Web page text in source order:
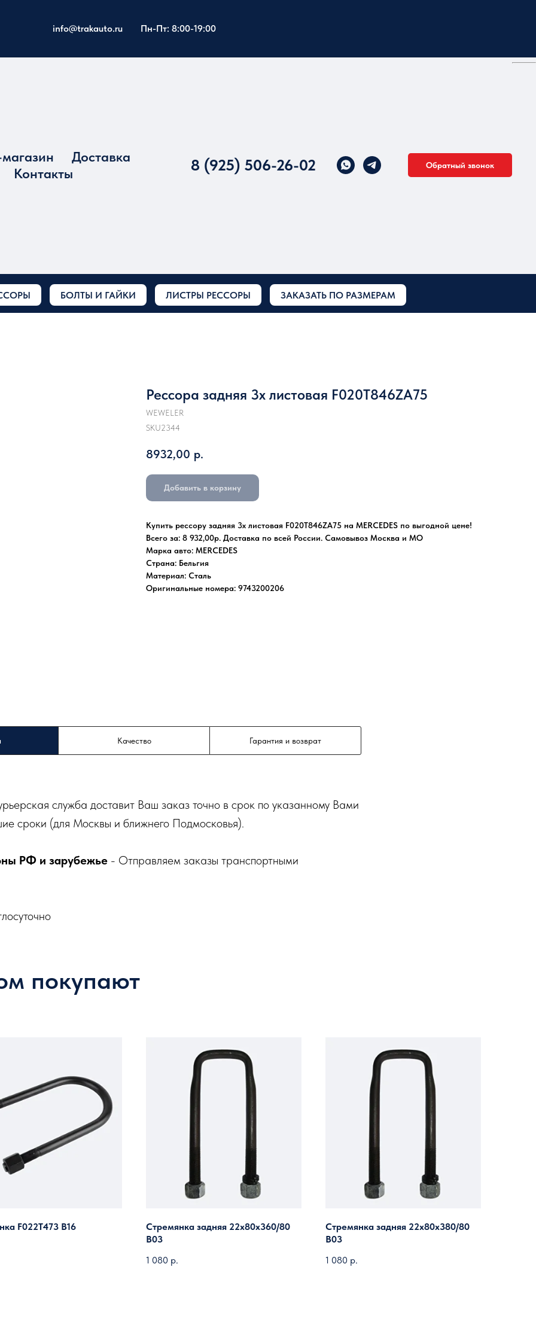
info@trakauto.ru Пн-Пт: 8:00-19:00
Доставка
Контакты
8 (925) 506-26-02 Обратный звонок
БОЛТЫ И ГАЙКИ ЛИСТРЫ РЕССОРЫ ЗАКАЗАТЬ ПО РАЗМЕРАМ
Рессора задняя 3х листовая F020T846ZA75
WEWELER
SKU2344
8932,00 р.
Добавить в корзину
Купить рессору задняя 3х листовая F020T846ZA75 на MERCEDES по выгодной цене!
Всего за: 8 932,00р. Доставка по всей России. Самовывоз Москва и МО
Марка авто: MERCEDES
Страна: Бельгия
Материал: Сталь
Оригинальные номера: 9743200206
Качество Гарантия и возврат
служба доставит Ваш заказ точно в срок по указанному Вами
сроки (для Москвы и ближнего Подмосковья).
РФ и зарубежье - Отправляем заказы транспортными
покупают
F022T473 B16
Стремянка задняя 22х80х360/80
B03
1 080 р.
Стремянка задняя 22х80х380/80
B03
1 080 р.